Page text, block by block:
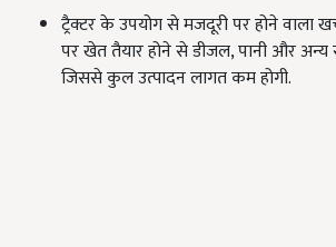
ट्रैक्टर के उपयोग से मजदूरी पर होने वाला
पर खेत तैयार होने से डीजल, पानी और अन्य
जिससे कुल उत्पादन लागत कम होगी.